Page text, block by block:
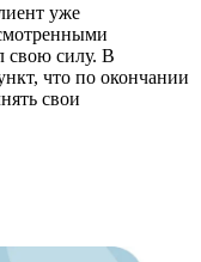
уже
свою силу. В
что по окончании
свои